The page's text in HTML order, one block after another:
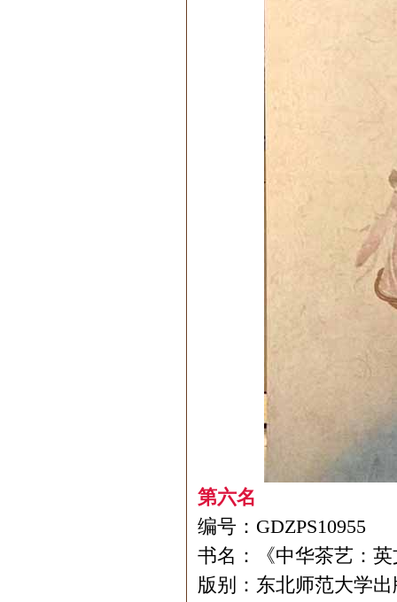
第六名
编号：GDZPS10955
书名：《中华茶艺：
版别：东北师范大学